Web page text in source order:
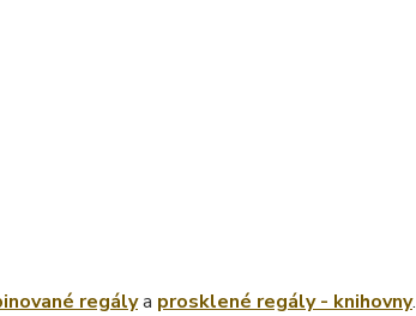
regálya prosklené regály - knihovny.